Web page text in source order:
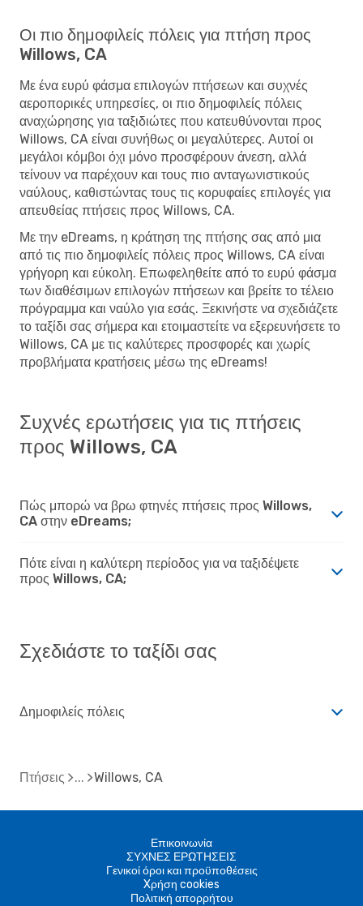
Οι πιο δημοφιλείς πόλεις για πτήση προς
Willows, CA
Με ένα ευρύ φάσμα επιλογών πτήσεων και συχνές
αεροπορικές υπηρεσίες, οι πιο δημοφιλείς πόλεις
αναχώρησης για ταξιδιώτες που κατευθύνονται προς
Willows, CA είναι συνήθως οι μεγαλύτερες. Αυτοί οι
μεγάλοι κόμβοι όχι μόνο προσφέρουν άνεση, αλλά
τείνουν να παρέχουν και τους πιο ανταγωνιστικούς
ναύλους, καθιστώντας τους τις κορυφαίες επιλογές για
απευθείας πτήσεις προς Willows, CA.
Με την eDreams, η κράτηση της πτήσης σας από μια
από τις πιο δημοφιλείς πόλεις προς Willows, CA είναι
γρήγορη και εύκολη. Επωφεληθείτε από το ευρύ φάσμα
των διαθέσιμων επιλογών πτήσεων και βρείτε το τέλειο
πρόγραμμα και ναύλο για εσάς. Ξεκινήστε να σχεδιάζετε
το ταξίδι σας σήμερα και ετοιμαστείτε να εξερευνήσετε το
Willows, CA με τις καλύτερες προσφορές και χωρίς
προβλήματα κρατήσεις μέσω της eDreams!
Συχνές ερωτήσεις για τις πτήσεις
προς Willows, CA
Πώς μπορώ να βρω φτηνές πτήσεις προς Willows,
CA στην eDreams;
Πότε είναι η καλύτερη περίοδος για να ταξιδέψετε
προς Willows, CA;
Σχεδιάστε το ταξίδι σας
Δημοφιλείς πόλεις
Πτήσεις Willows, CA
Επικοινωνία
ΣΥΧΝΕΣ ΕΡΩΤΗΣΕΙΣ
Γενικοί όροι και προϋποθέσεις
Xρήση cookies
Πολιτική απορρήτου